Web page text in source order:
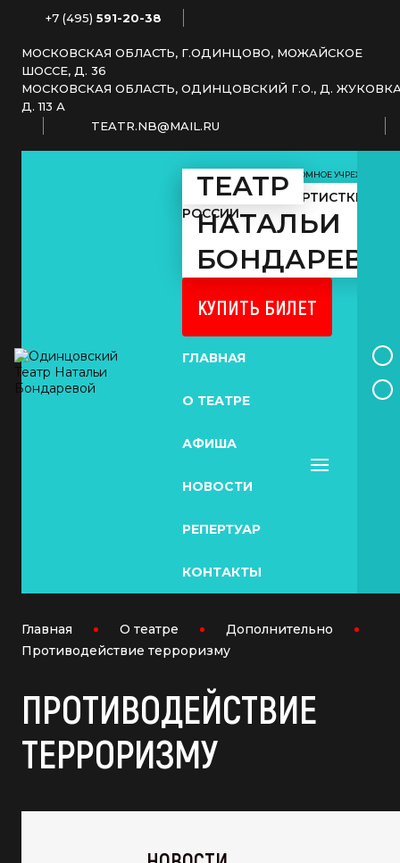
+7 (495) 591-20-38
МОСКОВСКАЯ ОБЛАСТЬ, Г.ОДИНЦОВО, МОЖАЙСКОЕ
ШОССЕ, Д. 36
МОСКОВСКАЯ ОБЛАСТЬ, ОДИНЦОВСКИЙ Г.О., Д.
Д. 113 А
TEATR.NB@MAIL.RU
ТЕАТР
НАТАЛЬИ
МУНИЦИПАЛЬНОЕ АВТОНОМНОЕ УЧРЕЖДЕНИЕ
КУЛЬТУРЫ
ЗАСЛУЖЕННОЙ АРТИСТКИ
РОССИИ
КУПИТЬ БИЛЕТ
ГЛАВНАЯ
О ТЕАТРЕ
АФИША
НОВОСТИ
РЕПЕРТУАР
КОНТАКТЫ
Главная О театре
Дополнительно
Противодействие терроризму
ПРОТИВОДЕЙСТВИЕ
ТЕРРОРИЗМУ